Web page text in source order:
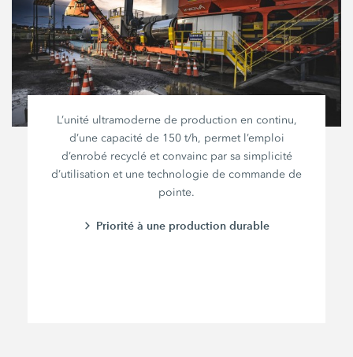
L’unité ultramoderne de production en continu,
d’une capacité de 150 t/h, permet l’emploi
d’enrobé recyclé et convainc par sa simplicité
d’utilisation et une technologie de commande de
pointe.
Priorité à une production durable